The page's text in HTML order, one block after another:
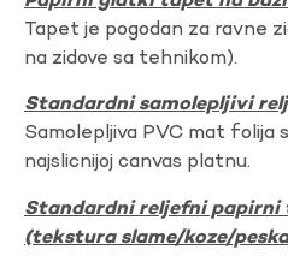
Tapet je pogodan za ravne
na zidove sa tehnikom).
Standardni samolepljivi
Samolepljiva PVC mat folija
najslicnijoj canvas platnu.
Standardni reljefni papirni
(tekstura slame/koze/